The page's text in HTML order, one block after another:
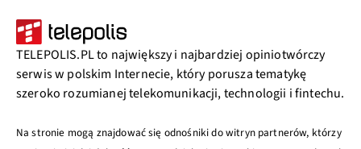
TELEPOLIS.PL to największy i najbardziej opiniotwórczy
serwis w polskim Internecie, który porusza tematykę
szeroko rozumianej telekomunikacji, technologii i fintechu.
Na stronie mogą znajdować się odnośniki do witryn partnerów, którzy